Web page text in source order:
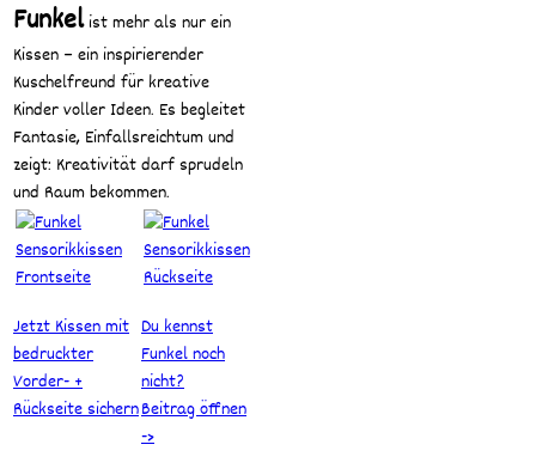
Funkelist mehr als nur ein
Kissen – ein inspirierender
Kuschelfreund für kreative
Kinder voller Ideen. Es begleitet
Fantasie, Einfallsreichtum und
zeigt: Kreativität darf sprudeln
und Raum bekommen.
Jetzt Kissen mit
bedruckter
Vorder- +
Rückseite sichern
Du kennst
Funkel noch
nicht?
Beitrag öffnen
->